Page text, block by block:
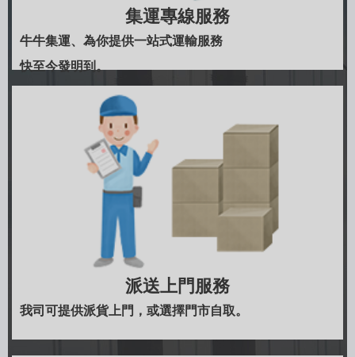
集運專線服務
牛牛集運、為你提供一站式運輸服務
快至今發明到。
派送上門服務
我司可提供派貨上門，或選擇門市自取。